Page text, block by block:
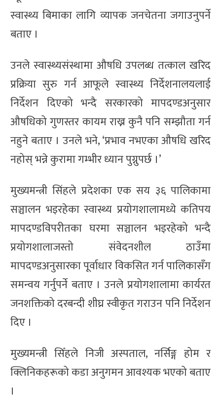
स्वास्थ्य बिमाका लागि व्यापक जनचेतना जगाउनुपर्ने
बताए ।
उनले स्वास्थ्यसंस्थामा औषधि उपलब्ध तत्काल खरिद
प्रक्रिया सुरु गर्न आफूले स्वास्थ्य निर्देशनालयलाई
निर्देशन दिएको भन्दै सरकारको मापदण्डअनुसार
औषधिको गुणस्तर कायम राख्न कुनै पनि सम्झौता गर्न
नहुने बताए । उनले भने, ‘प्रभाव नभएका औषधि खरिद
नहोस् भन्ने कुरामा गम्भीर ध्यान पुग्नुपर्छ ।’
मुख्यमन्त्री सिंहले प्रदेशका एक सय ३६ पालिकामा
सञ्चालन भइरहेका स्वास्थ्य प्रयोगशालामध्ये कतिपय
मापदण्डविपरीतका घरमा सञ्चालन भइरहेको भन्दै
प्रयोगशालाजस्तो संवेदनशील ठाउँमा
मापदण्डअनुसारका पूर्वाधार विकसित गर्न पालिकासँग
समन्वय गर्नुपर्ने बताए । उनले प्रयोगशालामा कार्यरत
जनशक्तिको दरबन्दी शीघ्र स्वीकृत गराउन पनि निर्देशन
दिए ।
मुख्यमन्त्री सिँहले निजी अस्पताल, नर्सिङ्ग होम र
क्लिनिकहरूको कडा अनुगमन आवश्यक भएको बताए
।